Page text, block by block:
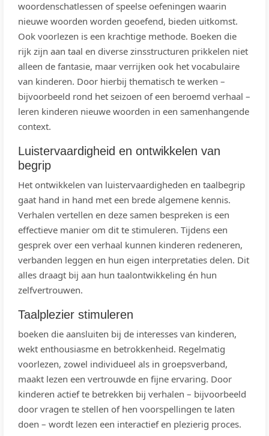
woordenschatlessen of speelse oefeningen waarin
nieuwe woorden worden geoefend, bieden uitkomst.
Ook voorlezen is een krachtige methode. Boeken die
rijk zijn aan taal en diverse zinsstructuren prikkelen niet
alleen de fantasie, maar verrijken ook het vocabulaire
van kinderen. Door hierbij thematisch te werken –
bijvoorbeeld rond het seizoen of een beroemd verhaal –
leren kinderen nieuwe woorden in een samenhangende
context.
Luistervaardigheid en ontwikkelen van
begrip
Het ontwikkelen van luistervaardigheden en taalbegrip
gaat hand in hand met een brede algemene kennis.
Verhalen vertellen en deze samen bespreken is een
effectieve manier om dit te stimuleren. Tijdens een
gesprek over een verhaal kunnen kinderen redeneren,
verbanden leggen en hun eigen interpretaties delen. Dit
alles draagt bij aan hun taalontwikkeling én hun
zelfvertrouwen.
Taalplezier stimuleren
boeken die aansluiten bij de interesses van kinderen,
wekt enthousiasme en betrokkenheid. Regelmatig
voorlezen, zowel individueel als in groepsverband,
maakt lezen een vertrouwde en fijne ervaring. Door
kinderen actief te betrekken bij verhalen – bijvoorbeeld
door vragen te stellen of hen voorspellingen te laten
doen – wordt lezen een interactief en plezierig proces.